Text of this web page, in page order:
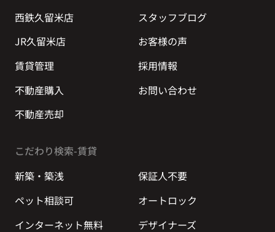
西鉄久留米店
スタッフブログ
JR久留米店
お客様の声
賃貸管理
採用情報
不動産購入
お問い合わせ
不動産売却
こだわり検索-賃貸
新築・築浅
保証人不要
ペット相談可
オートロック
インターネット無料
デザイナーズ